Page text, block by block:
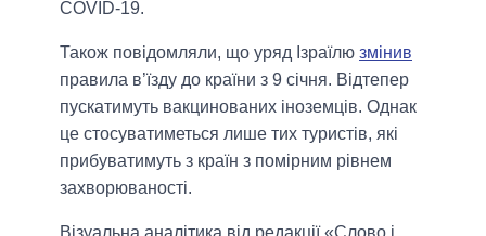
COVID-19.
Також повідомляли, що уряд Ізраїлю змінив
правила в’їзду до країни з 9 січня. Відтепер
пускатимуть вакцинованих іноземців. Однак
це стосуватиметься лише тих туристів, які
прибуватимуть з країн з помірним рівнем
захворюваності.
Візуальна аналітика від редакції «Слово і